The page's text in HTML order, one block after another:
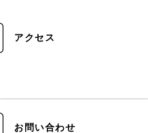
アクセス
お問い合わせ